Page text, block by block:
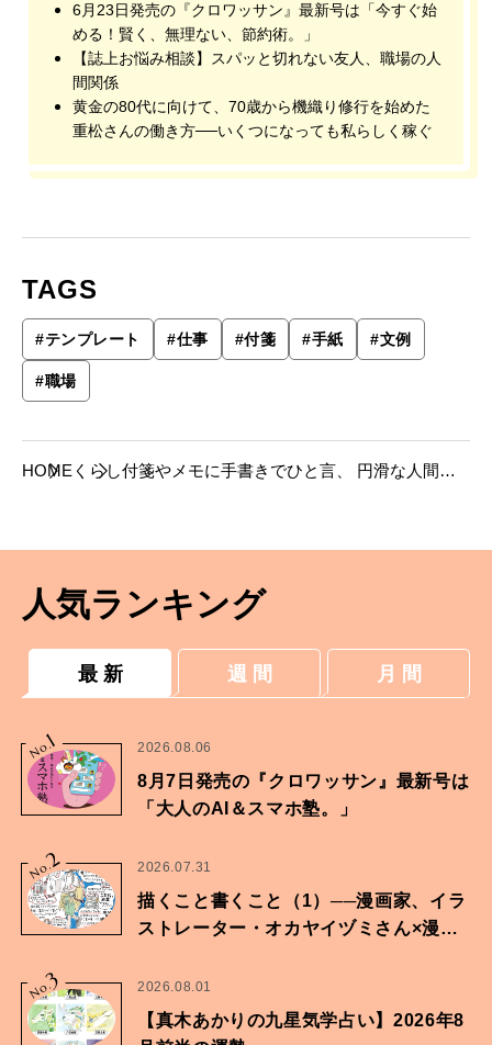
6月23日発売の『クロワッサン』最新号は「今すぐ始
める！賢く、無理ない、節約術。」
【誌上お悩み相談】スパッと切れない友人、職場の人
間関係
黄金の80代に向けて、70歳から機織り修行を始めた
重松さんの働き方──いくつになっても私らしく稼ぐ
TAGS
#テンプレート #仕事 #付箋 #手紙 #文例
#職場
HOME くらし付箋やメモに手書きでひと言、 円滑な人間関
人気ランキング
最 新 週 間 月 間
No.
1 2026.08.06
8月7日発売の『クロワッサン』最新号は
「大人のAI＆スマホ塾。」
No.2 2026.07.31
描くこと書くこと（1）──漫画家、イラ
ストレーター・オカヤイヅミさん×漫画
No.
3 2026.08.01
【真木あかりの九星気学占い】2026年8